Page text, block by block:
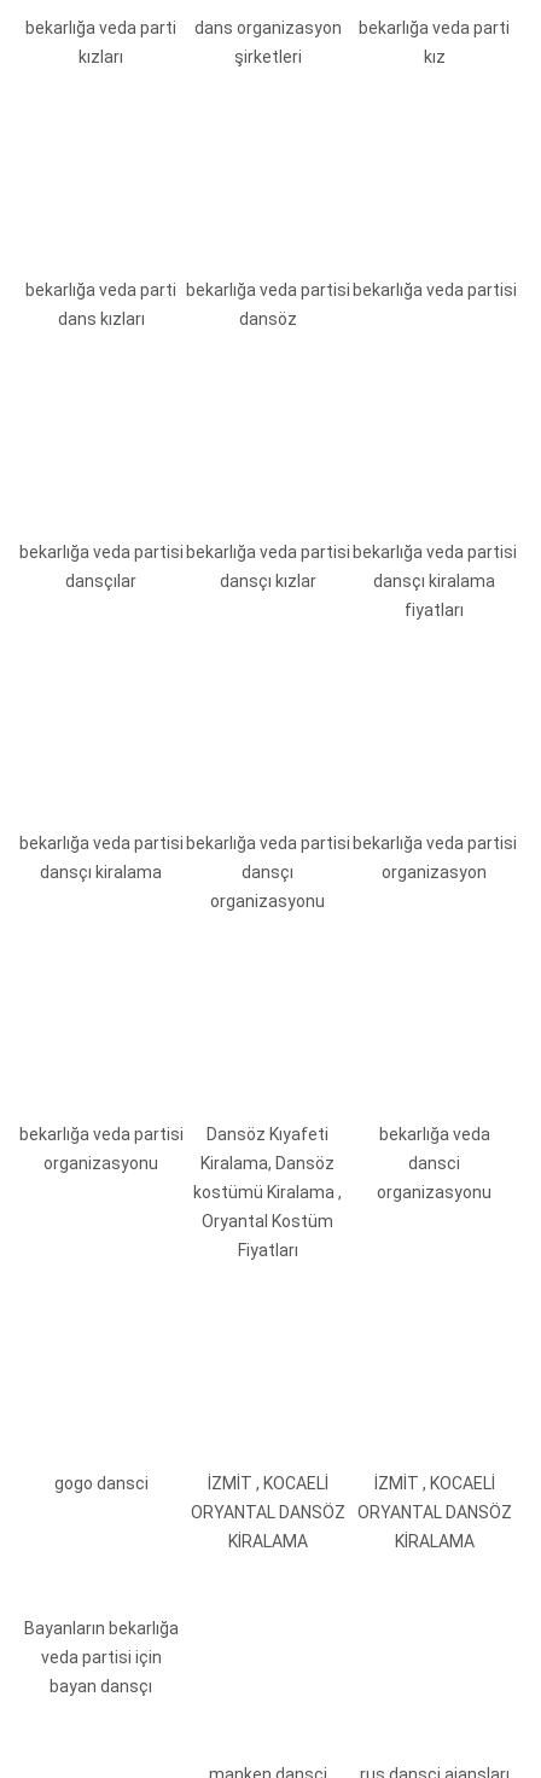
bekarlığa veda parti
kızları
dans organizasyon
şirketleri
bekarlığa veda parti
kız
bekarlığa veda parti
dans kızları
bekarlığa veda partisi
dansöz
bekarlığa veda partisi
bekarlığa veda partisi
dansçılar
bekarlığa veda partisi
dansçı kızlar
bekarlığa veda partisi
dansçı kiralama
fiyatları
bekarlığa veda partisi
dansçı kiralama
bekarlığa veda partisi
dansçı
organizasyonu
bekarlığa veda partisi
organizasyon
bekarlığa veda partisi
organizasyonu
Dansöz Kıyafeti
Kiralama, Dansöz
kostümü Kiralama ,
Oryantal Kostüm
Fiyatları
bekarlığa veda
dansci
organizasyonu
gogo dansci
İZMİT , KOCAELİ
ORYANTAL DANSÖZ
KİRALAMA
İZMİT , KOCAELİ
ORYANTAL DANSÖZ
KİRALAMA
Bayanların bekarlığa
veda partisi için
bayan dansçı
manken dansci
rus dansci ajansları